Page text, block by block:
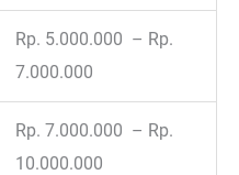
Rp. 5.000.000 – Rp.
7.000.000
Rp. 7.000.000 – Rp.
10.000.000